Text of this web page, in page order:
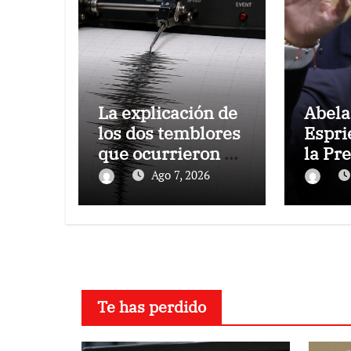
La explicación de
los dos temblores
que ocurrieron en
Barquisimeto
Ago 7, 2026
la
Te has perdido